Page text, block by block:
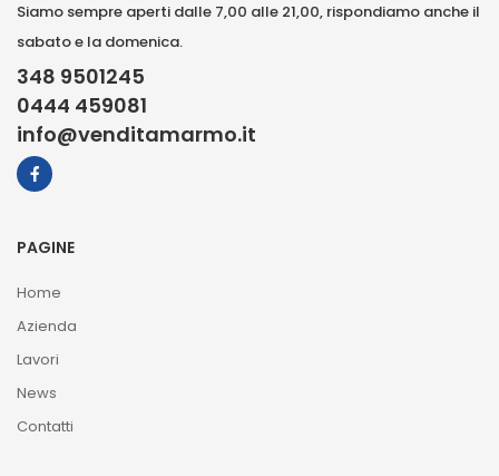
Siamo sempre aperti dalle 7,00 alle 21,00, rispondiamo anche il
sabato e la domenica.
348 9501245
0444 459081
info@venditamarmo.it
PAGINE
Home
Azienda
Lavori
News
Contatti